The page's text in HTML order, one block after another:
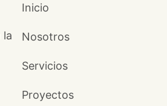
la
Inicio
Nosotros
Servicios
Proyectos